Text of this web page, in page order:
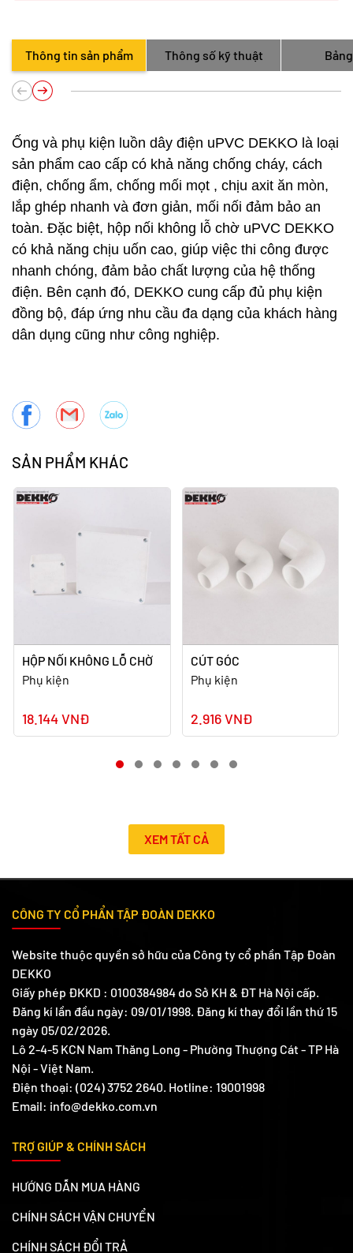
Thông tin sản phẩm Thông số kỹ thuật
Ống và phụ kiện luồn dây điện uPVC DEKKO là loại
sản phẩm cao cấp có khả năng chống cháy, cách
điện, chống ẩm, chống mối mọt , chịu axit ăn mòn,
lắp ghép nhanh và đơn giản, mối nối đảm bảo an
toàn. Đặc biệt, hộp nối không lỗ chờ uPVC DEKKO
có khả năng chịu uốn cao, giúp việc thi công được
nhanh chóng, đảm bảo chất lượng của hệ thống
điện. Bên cạnh đó, DEKKO cung cấp đủ phụ kiện
đồng bộ, đáp ứng nhu cầu đa dạng của khách hàng
dân dụng cũng như công nghiệp.
SẢN PHẨM KHÁC
HỘP NỐI KHÔNG LỖ CHỜ
Phụ kiện
18.144 VNĐ
CÚT GÓC
Phụ kiện
2.916 VNĐ
XEM TẤT CẢ
CÔNG TY CỔ PHẨN TẬP ĐOÀN DEKKO
Website thuộc quyền sở hữu của Công ty cổ phần Tập Đoàn
DEKKO
Giấy phép ĐKKD : 0100384984 do Sở KH & ĐT Hà Nội cấp.
Đăng kí lần đầu ngày: 09/01/1998. Đăng kí thay đổi lần thứ 15
ngày 05/02/2026.
Lô 2-4-5 KCN Nam Thăng Long - Phường Thượng Cát - TP Hà
Nội - Việt Nam.
Điện thoại: (024) 3752 2640. Hotline: 19001998
Email: info@dekko.com.vn
TRỢ GIÚP & CHÍNH SÁCH
HƯỚNG DẪN MUA HÀNG
CHÍNH SÁCH VẬN CHUYỂN
CHÍNH SÁCH ĐỔI TRẢ